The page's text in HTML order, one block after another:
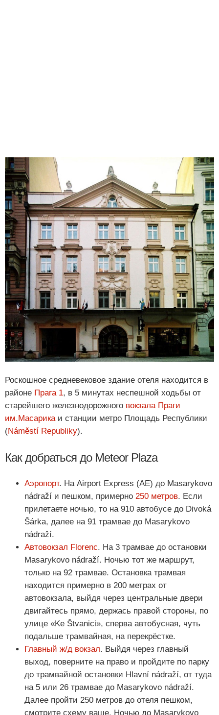
Роскошное средневековое здание отеля находится в
районе Прага 1, в 5 минутах неспешной ходьбы от
старейшего железнодорожного вокзала Праги
им.Масарикаи станции метро Площадь Республики
(Náměstí Republiky).
Как добраться до Meteor Plaza
Аэропорт. На Airport Express (AE) до Masarykovo
nádraží и пешком, примерно 250 метров. Если
прилетаете ночью, то на 910 автобусе до Divoká
Šárka, далее на 91 трамвае до Masarykovo
nádraží.
Автовокзал Florenc. На 3 трамвае до остановки
Masarykovo nádraží. Ночью тот же маршрут,
только на 92 трамвае. Остановка трамвая
находится примерно в 200 метрах от
автовокзала, выйдя через центральные двери
двигайтесь прямо, держась правой стороны, по
улице «Ke Štvanici», сперва автобусная, чуть
подальше трамвайная, на перекрёстке.
Главный ж/д вокзал. Выйдя через главный
выход, поверните на право и пройдите по парку
до трамвайной остановки Hlavní nádraží, от туда
на 5 или 26 трамвае до Masarykovo nádraží.
Далее пройти 250 метров до отеля пешком,
смотрите схему ваше. Ночью до Masarykovo